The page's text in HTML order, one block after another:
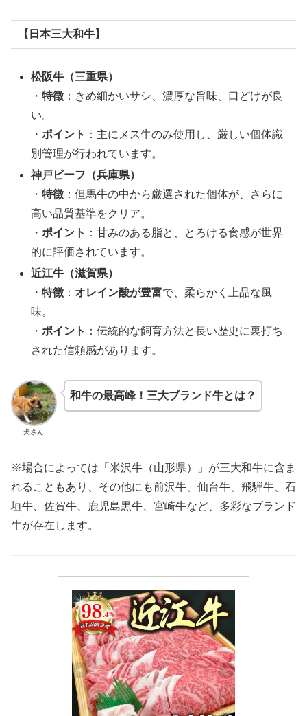
【日本三大和牛】
松阪牛（三重県）
・特徴 ：きめ細かいサシ、濃厚な旨味、口どけが良
い。
・ポイント ：主にメス牛のみ使用し、厳しい個体識
別管理が行われています。
神戸ビーフ（兵庫県）
・特徴 ：但馬牛の中から厳選された個体が、さらに
高い品質基準をクリア。
・ポイント ：甘みのある脂と、とろける食感が世界
的に評価されています。
近江牛（滋賀県）
・特徴 ： オレイン酸が豊富で、柔らかく上品な風
味。
・ポイント ：伝統的な飼育方法と長い歴史に裏打ち
された信頼感があります。
犬さん
和牛の最高峰！三大ブランド牛とは？
※場合によっては「米沢牛（山形県）」が三大和牛に含ま
れることもあり、その他にも前沢牛、仙台牛、飛騨牛、石
垣牛、佐賀牛、鹿児島黒牛、宮崎牛など、多彩なブランド
牛が存在します。